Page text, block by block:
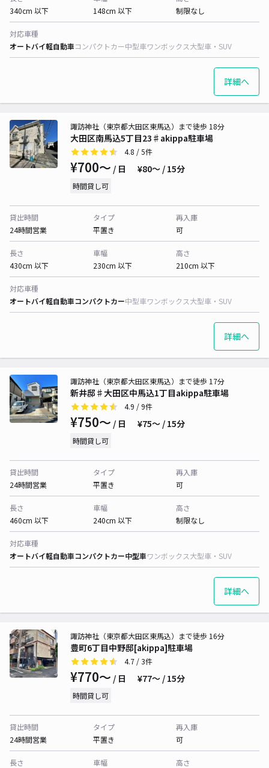
340cm 以下
148cm 以下
制限なし
対応車種
オートバイ軽自動車コンパクトカー中型車ワンボックス大型車・SUV
詳細へ
大田区南馬込5丁目23♯akippa駐車場
諏訪神社（東京都大田区東馬込）まで徒歩 18分
4.8 / 5件
¥700〜 / 日 ¥80〜 / 15分
時間貸し可
貸出時間
24時間営業
タイプ
平置き
再入庫
可
長さ
430cm 以下
車幅
230cm 以下
高さ
210cm 以下
対応車種
オートバイ軽自動車コンパクトカー中型車ワンボックス大型車・SUV
詳細へ
新井邸♯大田区中馬込1丁目akippa駐車場
諏訪神社（東京都大田区東馬込）まで徒歩 17分
4.9 / 9件
¥750〜 / 日 ¥75〜 / 15分
時間貸し可
貸出時間
24時間営業
タイプ
平置き
再入庫
可
長さ
460cm 以下
車幅
240cm 以下
高さ
制限なし
対応車種
オートバイ軽自動車コンパクトカー中型車ワンボックス大型車・SUV
詳細へ
豊町6丁目中野邸[akippa]駐車場
諏訪神社（東京都大田区東馬込）まで徒歩 16分
4.7 / 3件
¥770〜 / 日 ¥77〜 / 15分
時間貸し可
貸出時間
24時間営業
タイプ
平置き
再入庫
可
長さ
車幅
高さ